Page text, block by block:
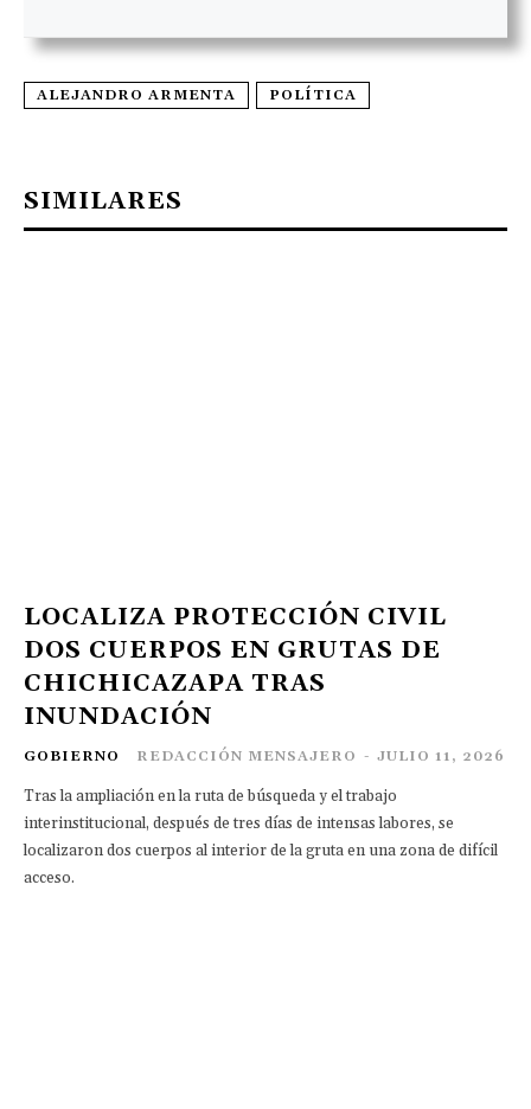
ALEJANDRO ARMENTA POLÍTICA
SIMILARES
LOCALIZA PROTECCIÓN CIVIL
DOS CUERPOS EN GRUTAS DE
CHICHICAZAPA TRAS
INUNDACIÓN
GOBIERNO REDACCIÓN MENSAJERO - JULIO 11, 2026
Tras la ampliación en la ruta de búsqueda y el trabajo
interinstitucional, después de tres días de intensas labores, se
localizaron dos cuerpos al interior de la gruta en una zona de difícil
acceso.